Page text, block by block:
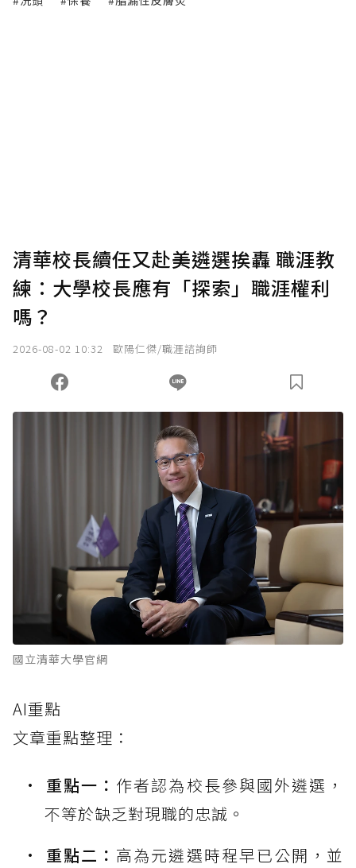
清華校長續任又赴美遴選挨轟 職涯教
練：大學校長應有「探索」職涯權利
嗎？
2026-08-02 10:32 歐陽仁傑/職涯諮詢師
國立清華大學官網
AI重點
文章重點整理：
重點一： 作者認為校長參與國外遴選，
不等於缺乏對現職的忠誠。
重點二： 高為元遴選時程早已公開，並